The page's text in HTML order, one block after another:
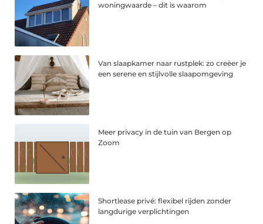
woningwaarde – dit is waarom
Van slaapkamer naar rustplek: zo creëer je
een serene en stijlvolle slaapomgeving
Meer privacy in de tuin van Bergen op
Zoom
Shortlease privé: flexibel rijden zonder
langdurige verplichtingen